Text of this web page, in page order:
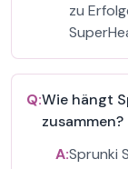
zu
Q:Wie hängt
zusammen?
A:Sprunki